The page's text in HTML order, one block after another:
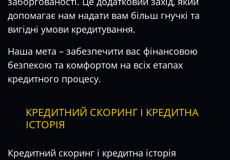
допомагає нам надати вам більш гнучкі та
вигідні умови кредитування.
Наша мета – забезпечити вас фінансовою
безпекою та комфортом на всіх етапах
кредитного процесу.
КРЕДИТНИЙ СКОРИНГ І КРЕДИТНА
ІСТОРІЯ
Кредитний скоринг і кредитна історія